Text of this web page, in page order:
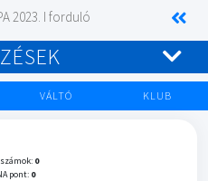
2023. I forduló
VÁLTÓ KLUB
0
pont: 0